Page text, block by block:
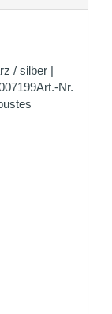
/ silber |
Nr.